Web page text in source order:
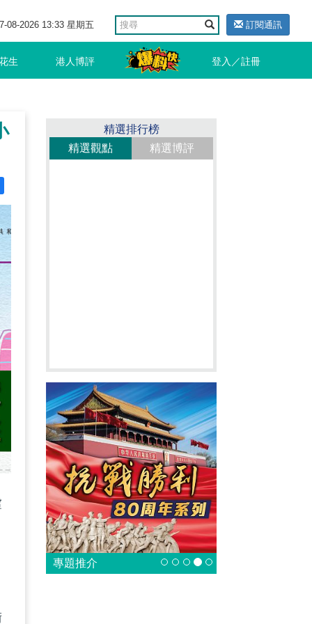
08-2026 13:33 星期五 訂閱通訊
生 港人博評 登入／註冊
精選排行榜
精選觀點
精選博評
專題推介